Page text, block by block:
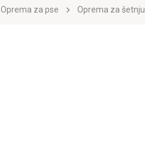
Oprema za pse Oprema za šetnju